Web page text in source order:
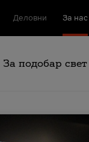
Деловни За нас
За подобар свет